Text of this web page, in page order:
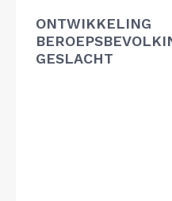
ONTWIKKELING
GESLACHT